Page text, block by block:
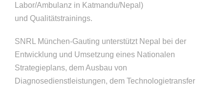
Labor/Ambulanz in Katmandu/Nepal)
und Qualitätstrainings.
SNRL München-Gauting unterstützt Nepal bei der
Entwicklung und Umsetzung eines Nationalen
Strategieplans, dem Ausbau von
Diagnosedienstleistungen, dem Technologietransfer